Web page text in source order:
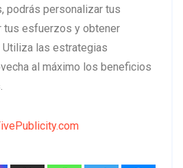
podrás personalizar tus
tus esfuerzos y obtener
las estrategias
al máximo los beneficios